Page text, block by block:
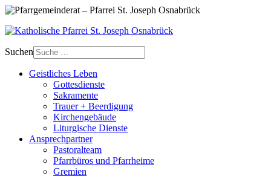
Suchen
Geistliches Leben
Gottesdienste
Sakramente
Trauer + Beerdigung
Kirchengebäude
Liturgische Dienste
Ansprech­partner
Pastoralteam
Pfarrbüros und Pfarrheime
Gremien